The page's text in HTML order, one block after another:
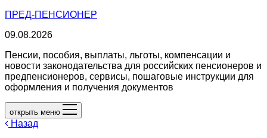
ПРЕД-ПЕНСИОНЕР
09.08.2026
Пенсии, пособия, выплаты, льготы, компенсации и
новости законодательства для российских пенсионеров и
предпенсионеров, сервисы, пошаговые инструкции для
оформления и получения документов
открыть меню
Назад